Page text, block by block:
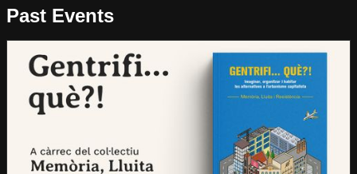
Past Events